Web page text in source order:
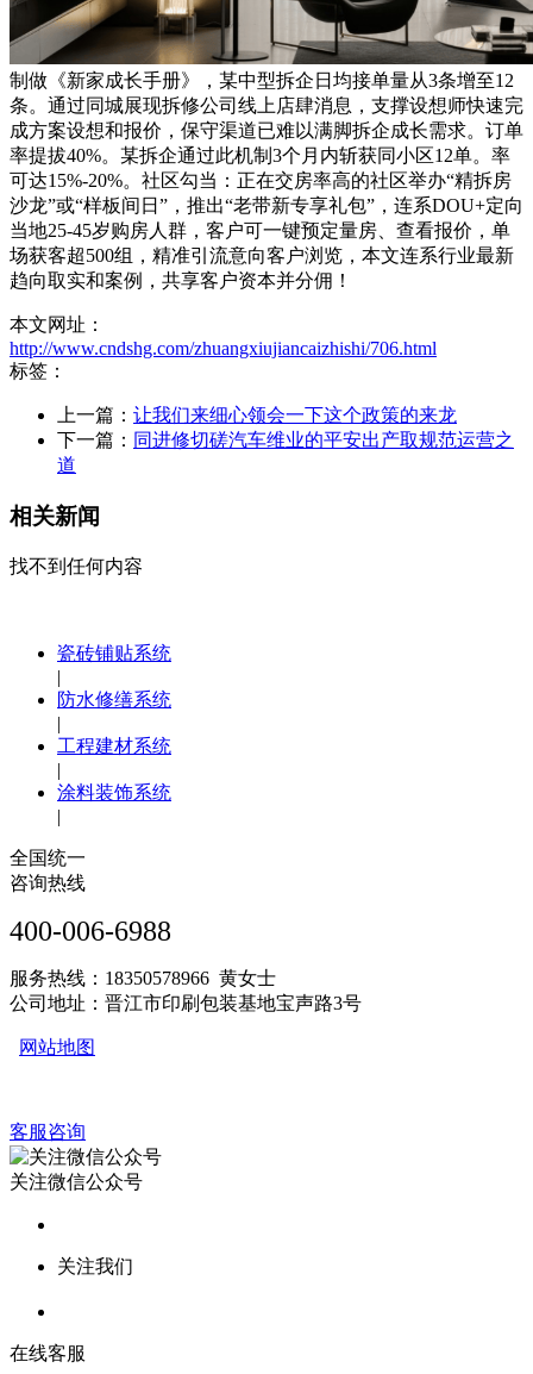
制做《新家成长手册》，某中型拆企日均接单量从3条增至12
条。通过同城展现拆修公司线上店肆消息，支撑设想师快速完
成方案设想和报价，保守渠道已难以满脚拆企成长需求。订单
率提拔40%。某拆企通过此机制3个月内斩获同小区12单。率
可达15%-20%。社区勾当：正在交房率高的社区举办“精拆房
沙龙”或“样板间日”，推出“老带新专享礼包”，连系DOU+定向
当地25-45岁购房人群，客户可一键预定量房、查看报价，单
场获客超500组，精准引流意向客户浏览，本文连系行业最新
趋向取实和案例，共享客户资本并分佣！
本文网址：
http://www.cndshg.com/zhuangxiujiancaizhishi/706.html
标签：
上一篇： 让我们来细心领会一下这个政策的来龙
下一篇：
同进修切磋汽车维业的平安出产取规范运营之
道
相关新闻
找不到任何内容
瓷砖铺贴系统
|
防水修缮系统
|
工程建材系统
|
涂料装饰系统
|
全国统一
咨询热线
400-006-6988
服务热线：18350578966 黄女士
公司地址：晋江市印刷包装基地宝声路3号
网站地图
客服咨询
关注微信公众号
关注我们
在线客服